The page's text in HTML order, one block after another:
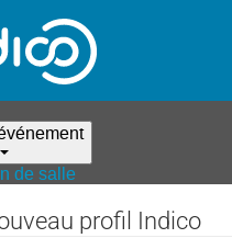
de salle
profil Indico